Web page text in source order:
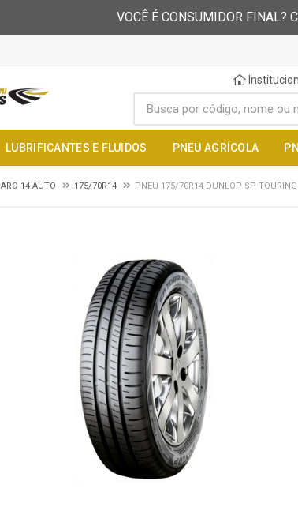
VOCÊ É CONSUMIDOR FINAL?
LUBRIFICANTES E FLUIDOS PNEU AGRÍCOLA
ARO 14 AUTO 175/70R14 PNEU 175/70R14 DUNLOP SP